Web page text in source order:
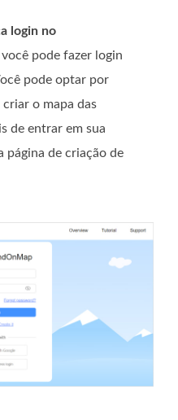
login no
pode fazer login
pode optar por
o mapa das
de entrar em sua
página de criação de